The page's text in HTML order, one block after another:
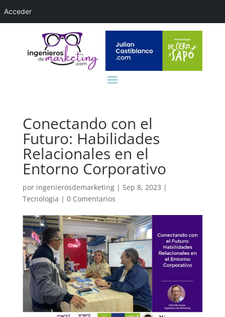
Conectando con el
Futuro: Habilidades
Relacionales en el
Entorno Corporativo
por ingenierosdemarketing| Sep 8, 2023 |
Tecnologia | 0 Comentarios
Acceder